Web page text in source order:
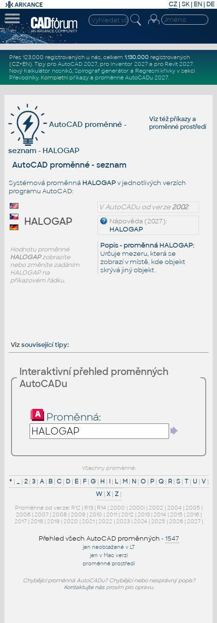
CZ | SK| EN | DE
Přes 123.000 registrovaných u nás, celkem 1.130.000registrovaných
(CZ+EN). Tipy pro AutoCAD 2027, pro Inventor 2027a pro Revit 2027.
Nový Kalkulátor nosníků, Spirograf generátor a Regresní křivkyv sekci
Převodníky. Kompletní příkazya proměnné AutoCADu 2027.
Viz téžpříkazya
proměnné prostředí
AutoCAD proměnné -
seznam - HALOGAP
AutoCAD proměnné - seznam
Systémová proměnná HALOGAPv jednotlivých verzích
programu AutoCAD:
V AutoCADu od verze2002
Nápověda (2027):
HALOGAP
Popis - proměnná HALOGAP:
Určuje mezeru, která se
zobrazí v místě, kde objekt
skrývá jiný objekt.
HALOGAP
Hodnotu proměnné
HALOGAPzobrazíte
nebo změníte zadáním
HALOGAP na
příkazovém řádku.
Vizsouvisející tipy:
Interaktivní přehled proměnných
AutoCADu
Proměnná:
Všechny proměnné:
*| _| 2| 3| A| B| C| D| E| F| G| H| I| L| M| N| O| P| Q| R| S| T| U| V|
W | X | Z |
Proměnné od verze: R12 | R13 | R14 | 2000 | 2000i | 2002 | 2004 | 2005 |
2006 | 2007 | 2008 | 2009 | 2010 | 2011 | 2012 | 2013 | 2014 | 2015 | 2016 |
2017 | 2018 | 2019 | 2020 | 2021 | 2022 | 2023 | 2024 | 2025 | 2026 | 2027 |
Přehled všech AutoCAD proměnných - 1547
jen neobsažené v LT
jen v Mac verzi
proměnné prostředí
Chybějící proměnná AutoCADu? Chybějící nebo nesprávný popis?
Kontaktujte násprosím pro opravu.